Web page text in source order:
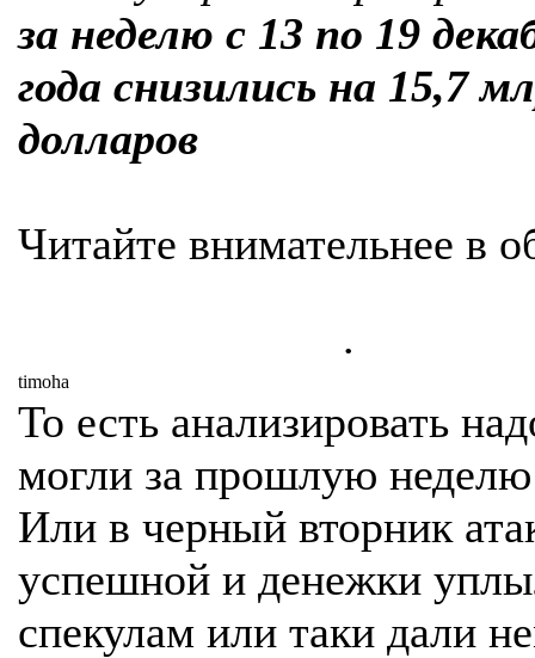
за неделю с 13 по 19
года снизились на 15,7
долларов
Читайте внимательнее в
.
timoha
То есть анализировать
могли за прошлую неделю
Или в черный вторник
успешной и денежки
спекулам или таки дали